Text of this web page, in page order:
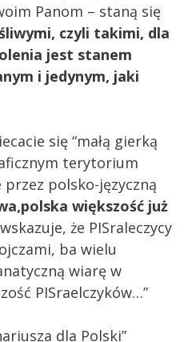
Panom – staną się
czyli takimi, dla
jest stanem
i jedynym, jaki
się “małą gierką
terytorium
przez polsko-języczną
większość już
że PISraleczycy
ba wielu
wiarę w
PISraelczyków…”
dla Polski”